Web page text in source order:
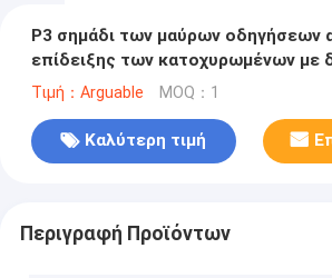
P3 σημάδι των μαύρων οδηγήσεων
επίδειξης των κατοχυρωμένων με
ευρεσιτεχνίας σχεδίου οδηγήσεων
Τιμή：Arguable MOQ：1
Καλύτερη τιμή
Περιγραφή Προϊόντων